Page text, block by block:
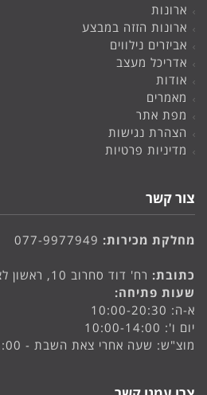
ארונות
ארונות הזזה במבצע
אביזרים נילווים
אדריכל מעצב
אודות
מאמרים
מפת אתר
הצהרת נגישות
מדיניות פרטיות
צור קשר
מחלקת מכירות: 077-9977949
כתובת: רח' דוד סחרוב 10, ראשון לציון
שעות פתיחה:
א-ה: 10:00-20:30
יום ו': 10:00-14:00
מוצ"ש: שעה אחרי צאת השבת - 22:00